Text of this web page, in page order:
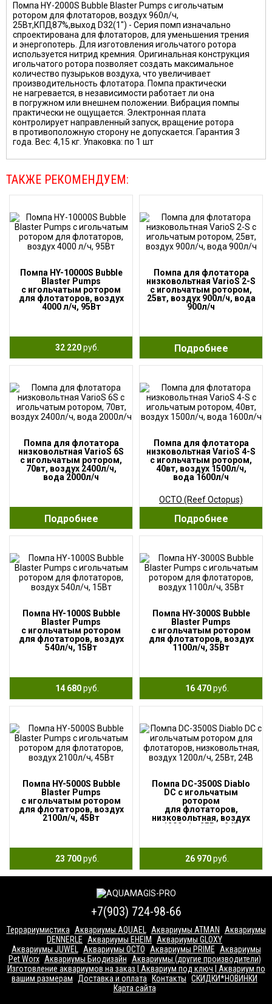
Помпа HY-2000S Bubble Blaster Pumps с игольчатым
ротором для флотаторов, воздух 960л/ч,
25Вт,КПД87%,выход D32(1") - Серия помп изначально
спроектирована для флотаторов, для уменьшения трения
и энергопотерь. Для изготовления игольчатого ротора
используется нитрид кремния. Оригинальная конструкция
игольчатого ротора позволяет создать максимальное
количество пузырьков воздуха, что увеличивает
производительность флотатора. Помпа практически
не нагревается, в независимости работает ли она
в погружном или внешнем положении. Вибрация помпы
практически не ощущается. Электронная плата
контролирует направленный запуск, вращение ротора
в противоположную сторону не допускается. Гарантия 3
года. Вес: 4,15 кг. Упаковка: по 1 шт
ТАКЖЕ РЕКОМЕНДУЕМ:
Помпа HY-10000S Bubble
Blaster Pumps
с игольчатым ротором
для флотаторов, воздух
4000 л/ч, 95Вт
32 220руб.
Помпа для флотатора
низковольтная VarioS 2-S
с игольчатым ротором,
25вт, воздух 900л/ч, вода
900л/ч
Подробнее
Помпа для флотатора
низковольтная VarioS 6S
с игольчатым ротором,
70вт, воздух 2400л/ч,
вода 2000л/ч
Подробнее
Помпа для флотатора
низковольтная VarioS 4-S
с игольчатым ротором,
40вт, воздух 1500л/ч,
вода 1600л/ч
OCTO (Reef Octopus)
Подробнее
Помпа HY-1000S Bubble
Blaster Pumps
с игольчатым ротором
для флотаторов, воздух
540л/ч, 15Вт
14 680руб.
Помпа HY-3000S Bubble
Blaster Pumps
с игольчатым ротором
для флотаторов, воздух
1100л/ч, 35Вт
16 470руб.
Помпа HY-5000S Bubble
Blaster Pumps
с игольчатым ротором
для флотаторов, воздух
2100л/ч, 45Вт
23 700руб.
Помпа DC-3500S Diablo
DC с игольчатым
ротором
для флотаторов,
низковольтная, воздух
1200л/ч, 25Вт, 24В
26 970руб.
+7(903) 724-98-66
Террариумистика Аквариумы AQUAEL Аквариумы ATMAN
Аквариумы
DENNERLE
Аквариумы EHEIM
Аквариумы GLOXY
Аквариумы JUWEL
Аквариумы OCTO Аквариумы PRIME
Аквариумы
Pet Worx Аквариумы Биодизайн
Аквариумы (другие производители)
Изготовление аквариумов на заказ | Аквариум под ключ | Аквариум по
вашим размерам
Доставка и оплата Контакты СКИДКИ*НОВИНКИ
Карта сайта